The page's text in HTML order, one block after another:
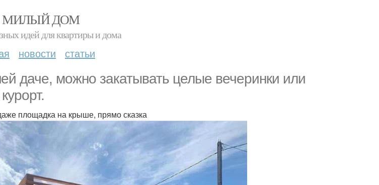
МИЛЫЙ ДОМ
идей для квартиры и дома
новости статьи
даче, можно закатывать целые вечеринки или
площадка на крыше, прямо сказка